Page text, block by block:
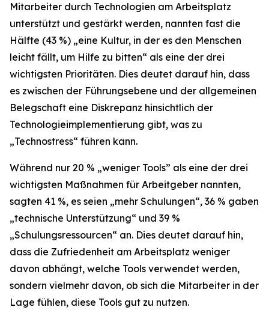
Mitarbeiter durch Technologien am Arbeitsplatz
unterstützt und gestärkt werden, nannten fast die
Hälfte (43 %) „eine Kultur, in der es den Menschen
leicht fällt, um Hilfe zu bitten“ als eine der drei
wichtigsten Prioritäten. Dies deutet darauf hin, dass
es zwischen der Führungsebene und der allgemeinen
Belegschaft eine Diskrepanz hinsichtlich der
Technologieimplementierung gibt, was zu
„Technostress“ führen kann.
Während nur 20 % „weniger Tools” als eine der drei
wichtigsten Maßnahmen für Arbeitgeber nannten,
sagten 41 %, es seien „mehr Schulungen“, 36 % gaben
„technische Unterstützung“ und 39 %
„Schulungsressourcen“ an. Dies deutet darauf hin,
dass die Zufriedenheit am Arbeitsplatz weniger
davon abhängt, welche Tools verwendet werden,
sondern vielmehr davon, ob sich die Mitarbeiter in der
Lage fühlen, diese Tools gut zu nutzen.